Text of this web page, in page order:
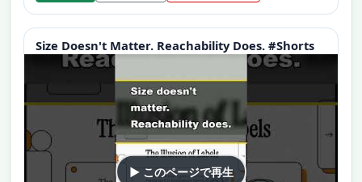
Size Doesn't Matter. Reachability Does. #Shorts
▶ このページで再生